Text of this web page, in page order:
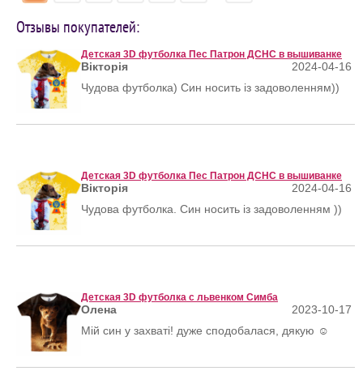
Отзывы покупателей:
Детская 3D футболка Пес Патрон ДСНС в вышиванке
Вікторія
2024-04-16
Чудова футболка) Син носить із задоволенням))
Детская 3D футболка Пес Патрон ДСНС в вышиванке
Вікторія
2024-04-16
Чудова футболка. Син носить із задоволенням ))
Детская 3D футболка с львенком Симба
Олена
2023-10-17
Мій син у захваті! дуже сподобалася, дякую ☺️